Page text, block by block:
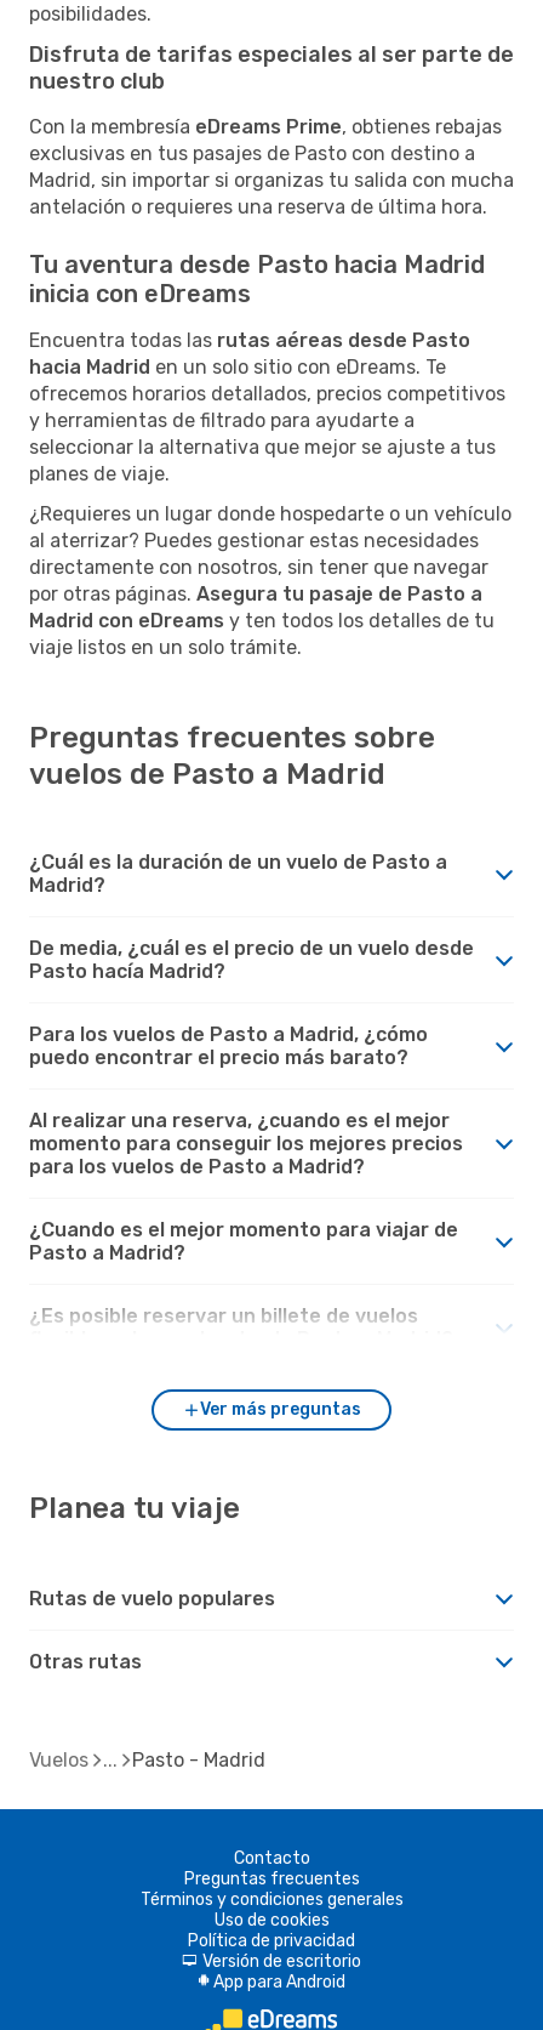
posibilidades.
Disfruta de tarifas especiales al ser parte de
nuestro club
Con la membresía eDreams Prime, obtienes rebajas
exclusivas en tus pasajes de Pasto con destino a
Madrid, sin importar si organizas tu salida con mucha
antelación o requieres una reserva de última hora.
Tu aventura desde Pasto hacia Madrid
inicia con eDreams
Encuentra todas las rutas aéreas desde Pasto
hacia Madrid en un solo sitio con eDreams. Te
ofrecemos horarios detallados, precios competitivos
y herramientas de filtrado para ayudarte a
seleccionar la alternativa que mejor se ajuste a tus
planes de viaje.
¿Requieres un lugar donde hospedarte o un vehículo
al aterrizar? Puedes gestionar estas necesidades
directamente con nosotros, sin tener que navegar
por otras páginas. Asegura tu pasaje de Pasto a
Madrid con eDreams y ten todos los detalles de tu
viaje listos en un solo trámite.
Preguntas frecuentes sobre
vuelos de Pasto a Madrid
¿Cuál es la duración de un vuelo de Pasto a
Madrid?
De media, ¿cuál es el precio de un vuelo desde
Pasto hacía Madrid?
Para los vuelos de Pasto a Madrid, ¿cómo
puedo encontrar el precio más barato?
Al realizar una reserva, ¿cuando es el mejor
momento para conseguir los mejores precios
para los vuelos de Pasto a Madrid?
¿Cuando es el mejor momento para viajar de
Pasto a Madrid?
¿Es posible reservar un billete de vuelos
Ver más preguntas
Planea tu viaje
Rutas de vuelo populares
Otras rutas
Vuelos Pasto - Madrid
Contacto
Preguntas frecuentes
Términos y condiciones generales
Uso de cookies
Política de privacidad
d Versión de escritorio
A App para Android